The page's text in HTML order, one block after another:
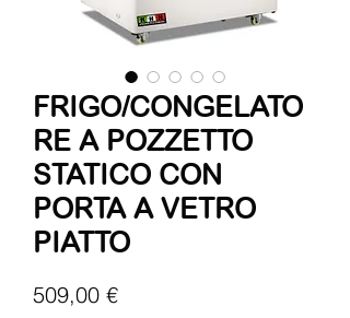
FRIGO/CONGELATO
RE A POZZETTO
STATICO CON
PORTA A VETRO
PIATTO
509,00 €Precio